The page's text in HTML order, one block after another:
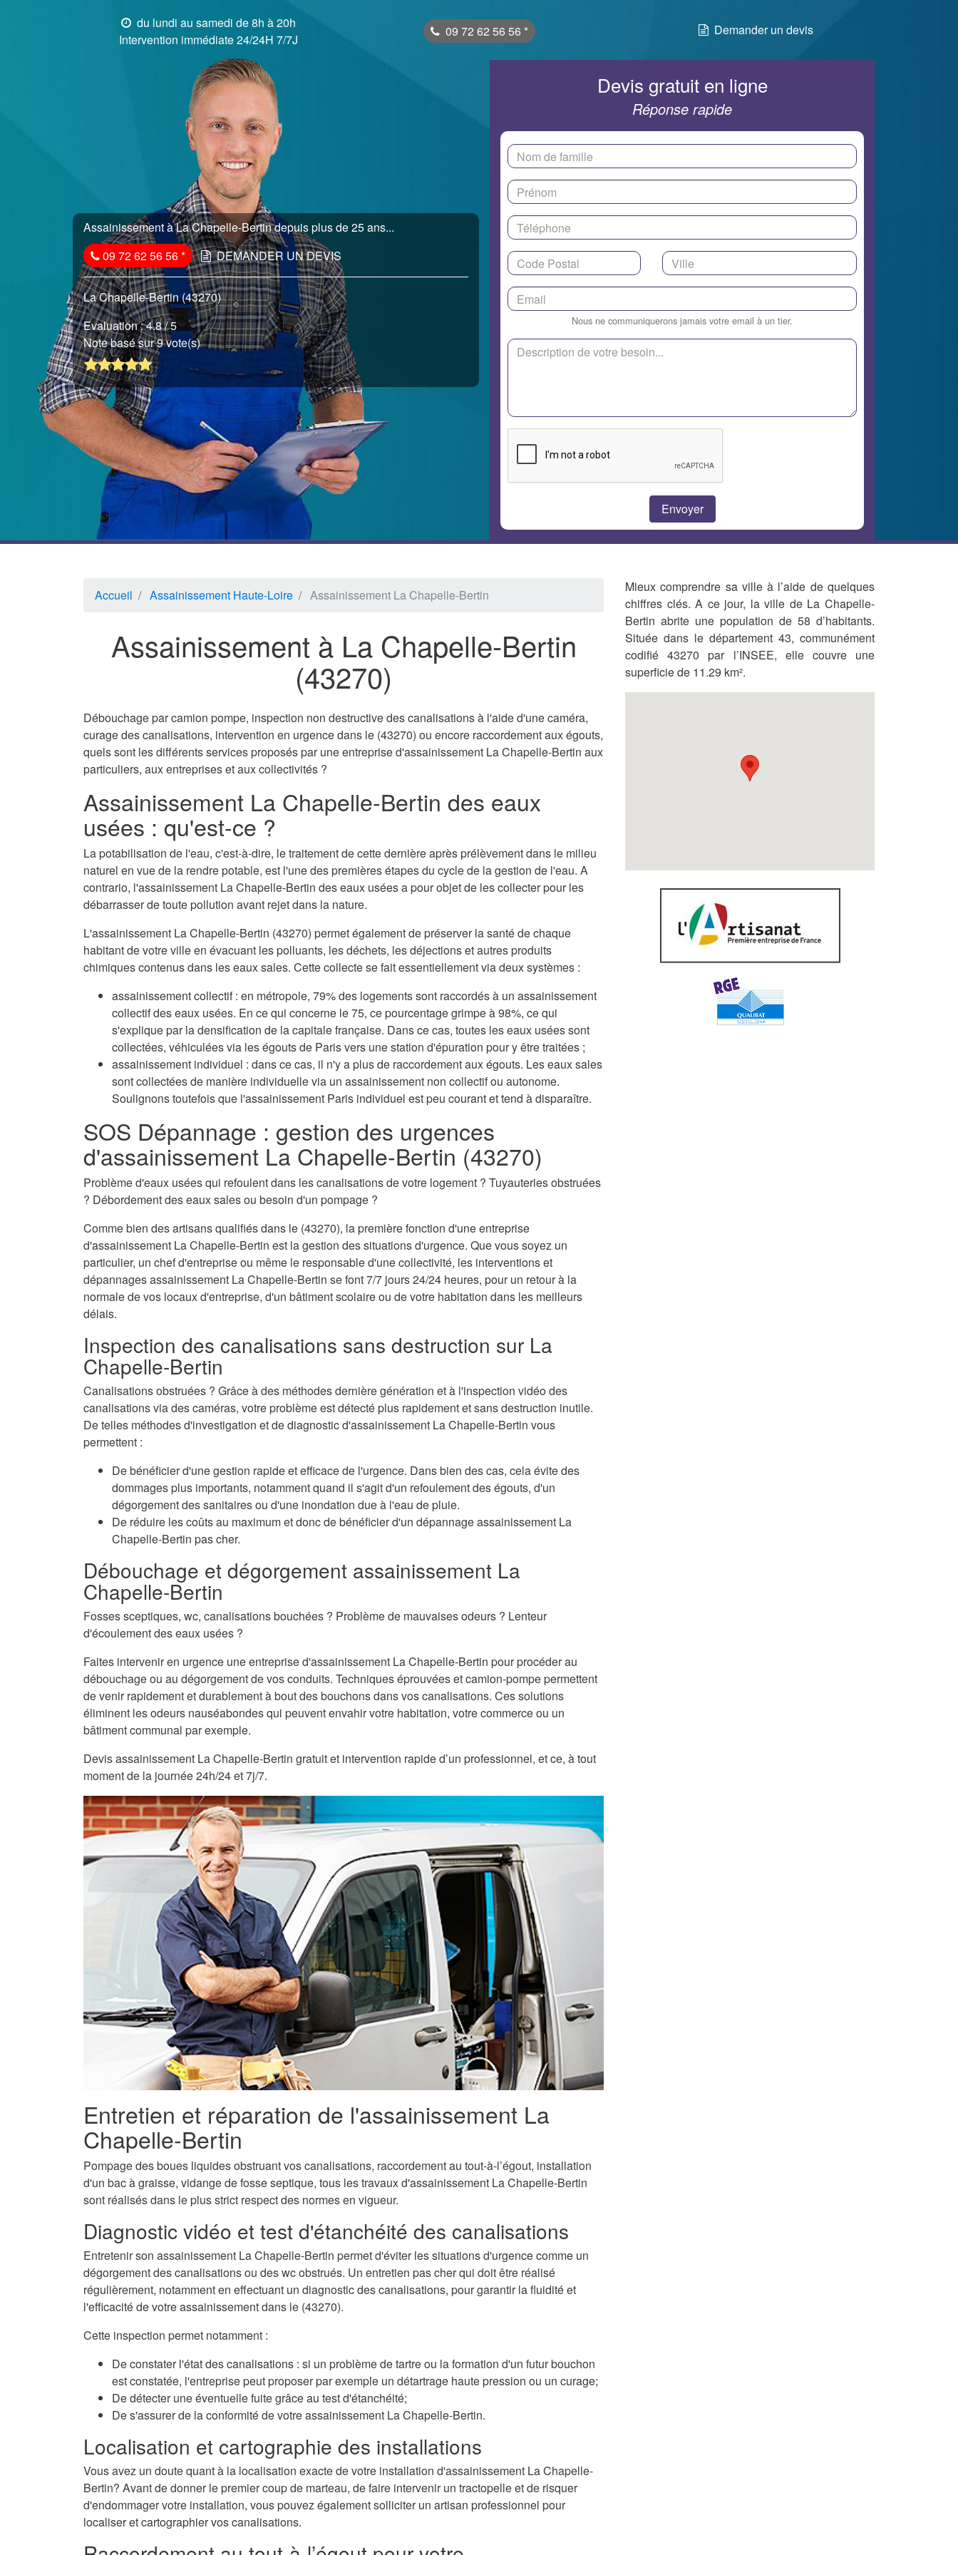
du lundi au samedi de 8h à 20h
Intervention immédiate 24/24H 7/7J
09 72 62 56 56 * Demander un devis
Assainissement à La Chapelle-Bertin depuis plus de 25 ans...
09 72 62 56 56* DEMANDER UN DEVIS
La Chapelle-Bertin (43270)
Evaluation :4.8/ 5
Note basé sur 9 vote(s)
Devis gratuit en ligne
Réponse rapide
Nous ne communiquerons jamais votre email à un tier.
Accueil Assainissement Haute-Loire Assainissement La Chapelle-Bertin
Assainissement à La Chapelle-Bertin
(43270)
Débouchage par camion pompe, inspection non destructive des canalisations à l'aide d'une caméra,
curage des canalisations, intervention en urgence dans le (43270) ou encore raccordement aux égouts,
quels sont les différents services proposés par une entreprise d'assainissement La Chapelle-Bertin aux
particuliers, aux entreprises et aux collectivités ?
Assainissement La Chapelle-Bertin des eaux
usées : qu'est-ce ?
La potabilisation de l'eau, c'est-à-dire, le traitement de cette dernière après prélèvement dans le milieu
naturel en vue de la rendre potable, est l'une des premières étapes du cycle de la gestion de l'eau. A
contrario, l'assainissement La Chapelle-Bertin des eaux usées a pour objet de les collecter pour les
débarrasser de toute pollution avant rejet dans la nature.
L'assainissement La Chapelle-Bertin (43270) permet également de préserver la santé de chaque
habitant de votre ville en évacuant les polluants, les déchets, les déjections et autres produits
chimiques contenus dans les eaux sales. Cette collecte se fait essentiellement via deux systèmes :
assainissement collectif : en métropole, 79% des logements sont raccordés à un assainissement
collectif des eaux usées. En ce qui concerne le 75, ce pourcentage grimpe à 98%, ce qui
s'explique par la densification de la capitale française. Dans ce cas, toutes les eaux usées sont
collectées, véhiculées via les égouts de Paris vers une station d'épuration pour y être traitées ;
assainissement individuel : dans ce cas, il n'y a plus de raccordement aux égouts. Les eaux sales
sont collectées de manière individuelle via un assainissement non collectif ou autonome.
Soulignons toutefois que l'assainissement Paris individuel est peu courant et tend à disparaître.
SOS Dépannage : gestion des urgences
d'assainissement La Chapelle-Bertin (43270)
Problème d'eaux usées qui refoulent dans les canalisations de votre logement ? Tuyauteries obstruées
? Débordement des eaux sales ou besoin d'un pompage ?
Comme bien des artisans qualifiés dans le (43270), la première fonction d'une entreprise
d'assainissement La Chapelle-Bertin est la gestion des situations d'urgence. Que vous soyez un
particulier, un chef d'entreprise ou même le responsable d'une collectivité, les interventions et
dépannages assainissement La Chapelle-Bertin se font 7/7 jours 24/24 heures, pour un retour à la
normale de vos locaux d'entreprise, d'un bâtiment scolaire ou de votre habitation dans les meilleurs
délais.
Inspection des canalisations sans destruction sur La
Chapelle-Bertin
Canalisations obstruées ? Grâce à des méthodes dernière génération et à l'inspection vidéo des
canalisations via des caméras, votre problème est détecté plus rapidement et sans destruction inutile.
De telles méthodes d'investigation et de diagnostic d'assainissement La Chapelle-Bertin vous
permettent :
De bénéficier d'une gestion rapide et efficace de l'urgence. Dans bien des cas, cela évite des
dommages plus importants, notamment quand il s'agit d'un refoulement des égouts, d'un
dégorgement des sanitaires ou d'une inondation due à l'eau de pluie.
De réduire les coûts au maximum et donc de bénéficier d'un dépannage assainissement La
Chapelle-Bertin pas cher.
Débouchage et dégorgement assainissement La
Chapelle-Bertin
Fosses sceptiques, wc, canalisations bouchées ? Problème de mauvaises odeurs ? Lenteur
d'écoulement des eaux usées ?
Faites intervenir en urgence une entreprise d'assainissement La Chapelle-Bertin pour procéder au
débouchage ou au dégorgement de vos conduits. Techniques éprouvées et camion-pompe permettent
de venir rapidement et durablement à bout des bouchons dans vos canalisations. Ces solutions
éliminent les odeurs nauséabondes qui peuvent envahir votre habitation, votre commerce ou un
bâtiment communal par exemple.
Devis assainissement La Chapelle-Bertin gratuit et intervention rapide d’un professionnel, et ce, à tout
moment de la journée 24h/24 et 7j/7.
Entretien et réparation de l'assainissement La
Chapelle-Bertin
Pompage des boues liquides obstruant vos canalisations, raccordement au tout-à-l’égout, installation
d'un bac à graisse, vidange de fosse septique, tous les travaux d'assainissement La Chapelle-Bertin
sont réalisés dans le plus strict respect des normes en vigueur.
Diagnostic vidéo et test d'étanchéité des canalisations
Entretenir son assainissement La Chapelle-Bertin permet d'éviter les situations d'urgence comme un
dégorgement des canalisations ou des wc obstrués. Un entretien pas cher qui doit être réalisé
régulièrement, notamment en effectuant un diagnostic des canalisations, pour garantir la fluidité et
l'efficacité de votre assainissement dans le (43270).
Cette inspection permet notamment :
De constater l'état des canalisations : si un problème de tartre ou la formation d'un futur bouchon
est constatée, l'entreprise peut proposer par exemple un détartrage haute pression ou un curage;
De détecter une éventuelle fuite grâce au test d'étanchéité;
De s'assurer de la conformité de votre assainissement La Chapelle-Bertin.
Localisation et cartographie des installations
Vous avez un doute quant à la localisation exacte de votre installation d'assainissement La Chapelle-
Bertin? Avant de donner le premier coup de marteau, de faire intervenir un tractopelle et de risquer
d'endommager votre installation, vous pouvez également solliciter un artisan professionnel pour
localiser et cartographier vos canalisations.
Mieux comprendre sa ville à l’aide de quelques
chiffres clés. A ce jour, la ville de La Chapelle-
Bertin abrite une population de 58 d’habitants.
Située dans le département 43, communément
codifié 43270 par l’INSEE, elle couvre une
superficie de 11.29 km².